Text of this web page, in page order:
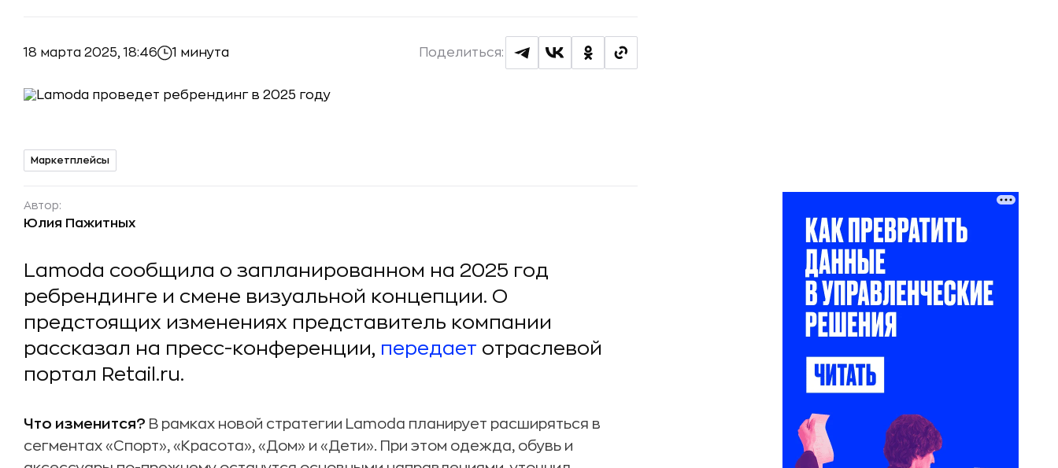
18 марта 2025, 18:46 1 минута Поделиться:
Маркетплейсы
Автор:
Юлия Пажитных
Lamoda сообщила о запланированном на 2025 год
ребрендинге и смене визуальной концепции. О
предстоящих изменениях представитель компании
рассказал на пресс-конференции, передает отраслевой
портал Retail.ru.
Что изменится? В рамках новой стратегии Lamoda планирует расширяться в
сегментах «Спорт», «Красота», «Дом» и «Дети». При этом одежда, обувь и